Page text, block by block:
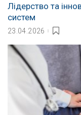
Лідерство та
систем
23.04.2026